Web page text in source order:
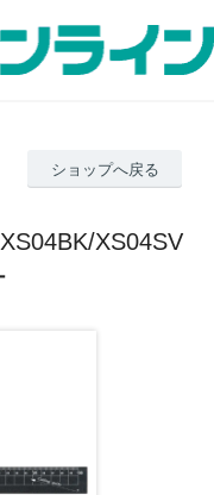
ショップへ戻る
XS04SV